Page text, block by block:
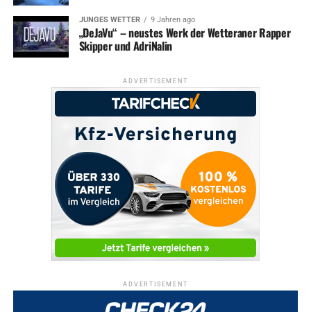
JUNGES WETTER 9 Jahren ago
„DeJaVu“ – neustes Werk der Wetteraner Rapper
Skipper und AdriNalin
ADVERTISEMENT
ADVERTISEMENT